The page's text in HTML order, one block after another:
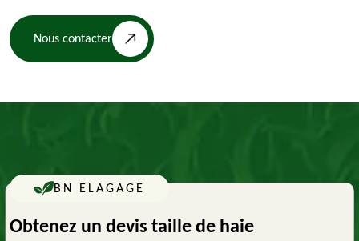
Nous contacter
BN ELAGAGE
Obtenez un devis taille de haie